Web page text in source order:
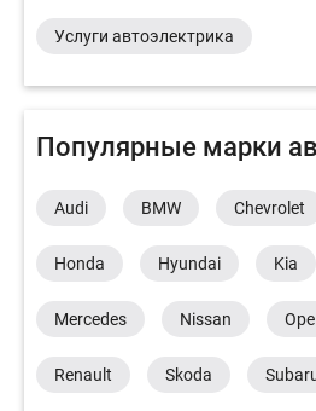
Услуги автоэлектрика
Популярные марки
Audi BMW Chevrolet
Honda Hyundai Kia
Mercedes Nissan Opel
Renault Skoda